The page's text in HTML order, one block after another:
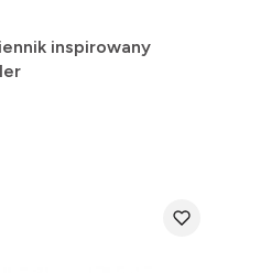
inspirowany